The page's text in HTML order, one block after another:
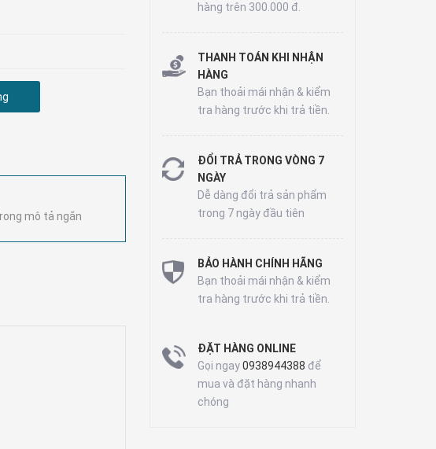
mô tả ngắn
hàng trên 300.000 đ.
THANH TOÁN KHI NHẬN
HÀNG
Bạn thoải mái nhận & kiểm
tra hàng trước khi trả tiền.
ĐỔI TRẢ TRONG VÒNG 7
NGÀY
Dễ dàng đổi trả sản phẩm
trong 7 ngày đầu tiên
BẢO HÀNH CHÍNH HÃNG
Bạn thoải mái nhận & kiểm
tra hàng trước khi trả tiền.
ĐẶT HÀNG ONLINE
Gọi ngay0938944388 để
mua và đặt hàng nhanh
chóng